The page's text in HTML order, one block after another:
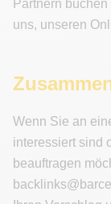
Partnern
uns, unseren
Wenn Sie an
interessiert sind
beauftragen